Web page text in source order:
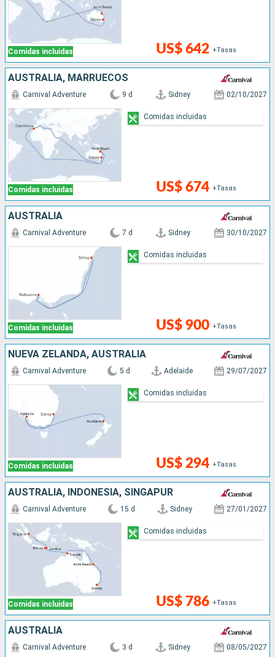
Comidas incluidas US$ 642 +Tasas
AUSTRALIA, MARRUECOS
Comidas incluidas
Carnival Adventure 9 d Sidney 02/10/2027
US$ 674 +Tasas
Comidas incluidas
AUSTRALIA
Comidas incluidas
Carnival Adventure 7 d Sidney 30/10/2027
US$ 900 +Tasas
Comidas incluidas
NUEVA ZELANDA, AUSTRALIA
Comidas incluidas
Carnival Adventure 5 d Adelaide 29/07/2027
US$ 294 +Tasas
Comidas incluidas
AUSTRALIA, INDONESIA, SINGAPUR
Comidas incluidas
Carnival Adventure 15 d Sidney 27/01/2027
US$ 786 +Tasas
Comidas incluidas
AUSTRALIA
Carnival Adventure 3 d Sidney 08/05/2027